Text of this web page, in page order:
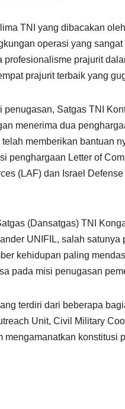
TNI yang dibacakan
operasi yang
profesionalisme prajurit
prajurit terbaik yang
penugasan, Satgas TNI
menerima dua
memberikan bantuan
penghargaan Letter of
(LAF) dan Israel
(Dansatgas) TNI
UNIFIL, salah
kehidupan paling
pada misi penugasan
terdiri dari beberapa
Unit, Civil Military
mengamanatkan